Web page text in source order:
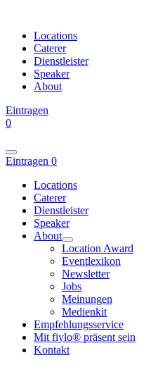
Locations
Caterer
Dienstleister
Speaker
About
Eintragen
0
Eintragen 0
Locations
Caterer
Dienstleister
Speaker
About
Location Award
Eventlexikon
Newsletter
Jobs
Meinungen
Medienkit
Empfehlungsservice
Mit fiylo® präsent sein
Kontakt